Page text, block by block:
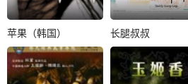
苹果（韩国）
文素丽
金泰宇
李善均
苹果（韩国） 长腿叔叔
河智苑
延政勋
玄彬
长腿叔叔